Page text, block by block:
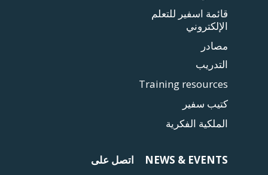
قائمة اسفير للتعلم
الإلكتروني
مصادر
التدريب
Training resources
كتيب سفير
الملكية الفكرية
NEWS & EVENTS اتصل على